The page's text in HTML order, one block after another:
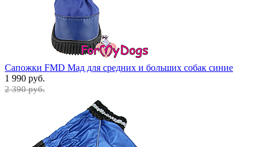
Сапожки FMD Мад для средних и больших собак синие
1 990 руб.
2 390 руб.